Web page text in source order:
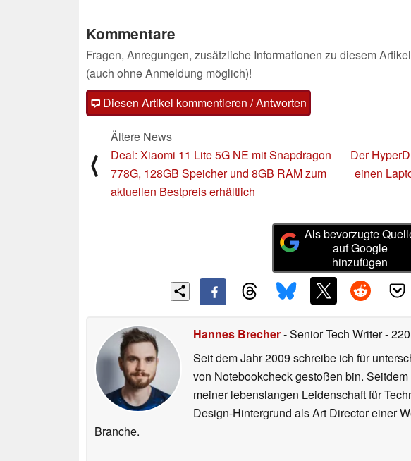
Kommentare
Fragen, Anregungen, zusätzliche Informationen zu diesem
(auch ohne Anmeldung möglich)!
Diesen Artikel kommentieren / Antworten
⟨
Ältere News
Deal: Xiaomi 11 Lite 5G NE mit Snapdragon
778G, 128GB Speicher und 8GB RAM zum
aktuellen Bestpreis erhältlich
Der
einen
Als bevorzugte
auf Google
hinzufügen
Hannes Brecher- Senior Tech Writer-
Seit dem Jahr 2009 schreibe ich für
von Notebookcheck gestoßen bin.
meiner lebenslangen Leidenschaft für
Design-Hintergrund als Art Director einer
Branche.